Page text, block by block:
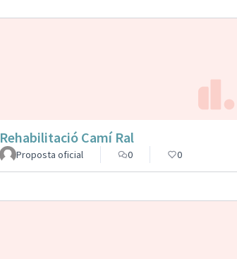
Rehabilitació Camí Ral
Proposta oficial 0 0